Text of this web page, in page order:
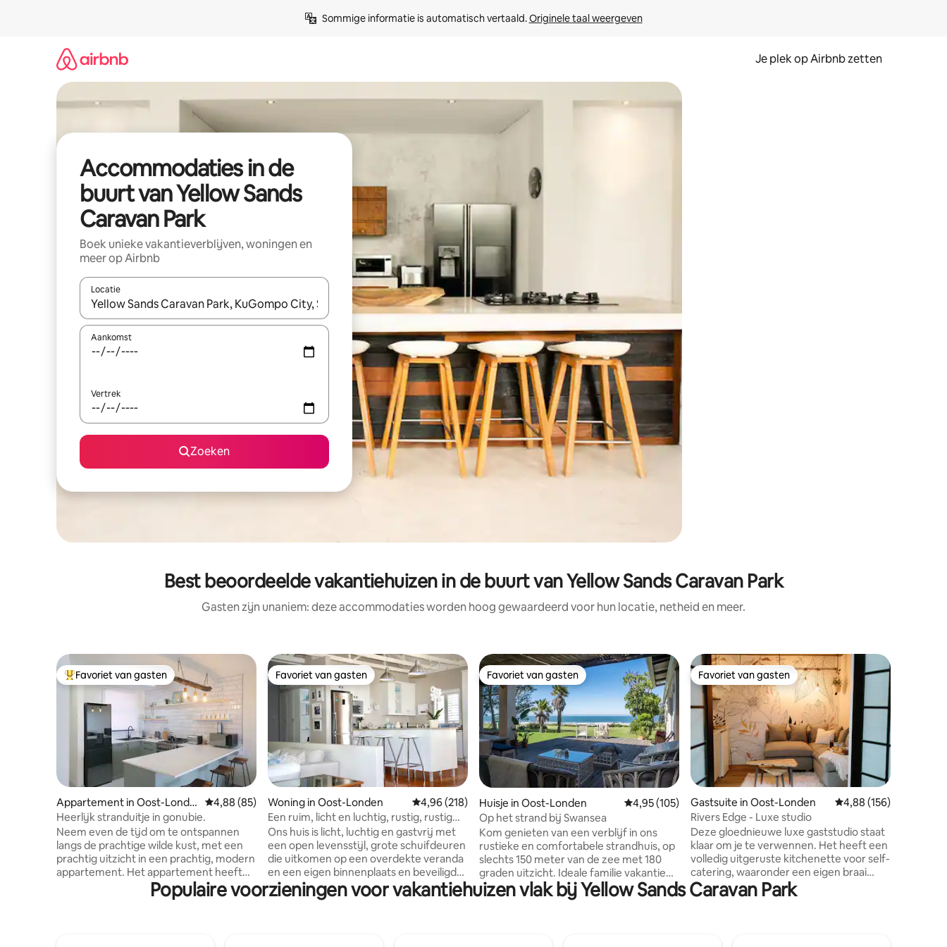
Sommige informatie is automatisch vertaald. Originele taal weergeven
Je plek op Airbnb zetten
Accommodaties in de
buurt van Yellow Sands
Caravan Park
Boek unieke vakantieverblijven, woningen en
meer op Airbnb
Locatie
Wanneer er resultaten beschikbaar zijn, maak je een keuze met je de pijltjestoetsen omhoog en omlaag, óf door te tikken of swipen.
Aankomst
Vertrek
Zoeken
Best beoordeelde vakantiehuizen in de buurt van Yellow Sands Caravan Park
Gasten zijn unaniem: deze accommodaties worden hoog gewaardeerd voor hun locatie, netheid en meer.
Topfavoriet van gasten
Favoriet van gasten
Appartement in Oost-Londe
n
Gemiddelde beoordeling van 4,88 op 5, 85 recensies
4,88 (85)
Heerlijk stranduitje in gonubie.
Neem even de tijd om te ontspannen
langs de prachtige wilde kust, met een
prachtig uitzicht in een prachtig, modern
appartement. Het appartement heeft
alles wat je nodig hebt. De masterroom is
voorzien van een queensize bed met
Favoriet van gasten
Favoriet van gasten
Woning in Oost-Londen Gemiddelde beoordeling van 4,96 op 5, 218 recensies
4,96 (218)
Een ruim, licht en luchtig, rustig, rustig
huis
Ons huis is licht, luchtig en gastvrij met
een open levensstijl, grote schuifdeuren
die uitkomen op een overdekte veranda
en een eigen binnenplaats en beveiligde
off-street parkeergelegenheid. Je bent
slechts enkele minuten verwijderd van
Favoriet van gasten
Favoriet van gasten
Huisje in Oost-Londen Gemiddelde beoordeling van 4,95 op 5, 105 recensies
4,95 (105)
Op het strand bij Swansea
Kom genieten van een verblijf in ons
rustieke en comfortabele strandhuis, op
slechts 150 meter van de zee met 180
graden uitzicht. Ideale familie vakantie
biedt geweldige rotsvissen, dicht bij
Yellow Sands strand en het is fantastisch
Favoriet van gasten
Favoriet van gasten
Gastsuite in Oost-Londen Gemiddelde
4,88 (156)
Rivers Edge - Luxe studio
Deze gloednieuwe luxe gaststudio staat
klaar om je te verwennen. Het heeft een
volledig uitgeruste kitchenette voor self-
catering, waaronder een eigen braai
gebied. Een heerlijke badkamer met
geweldig warm water. Gasten kunnen
Populaire voorzieningen voor vakantiehuizen vlak bij Yellow Sands Caravan Park